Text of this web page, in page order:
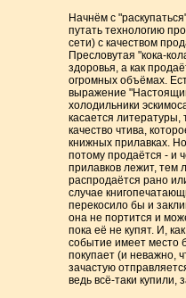
Начнём с
путать технологию
сети) с качеством
Пресловутая "кока-
здоровья, а как
огромных объёмах.
выражение
холодильники
касается литературы,
качество чтива,
книжных прилавках.
потому продаётся - и
прилавков лежит, тем
распродаётся рано
случае
перекосило бы и
она не портится и
пока её не купят. И,
событие имеет место
покупает (и неважно,
зачастую
ведь всё-таки купили,